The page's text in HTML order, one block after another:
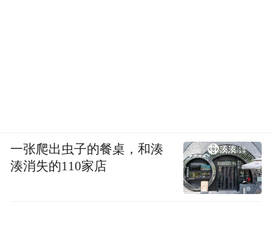
一张爬出虫子的餐桌，和湊
湊消失的110家店